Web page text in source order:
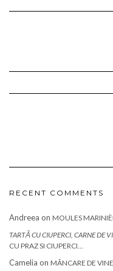
RECENT COMMENTS
Andreea on MOULES
TARTĂ CU CIUPERCI, CARNE DE
CU PRAZ SI CIUPERCI…
Camelia on MÂNCARE DE